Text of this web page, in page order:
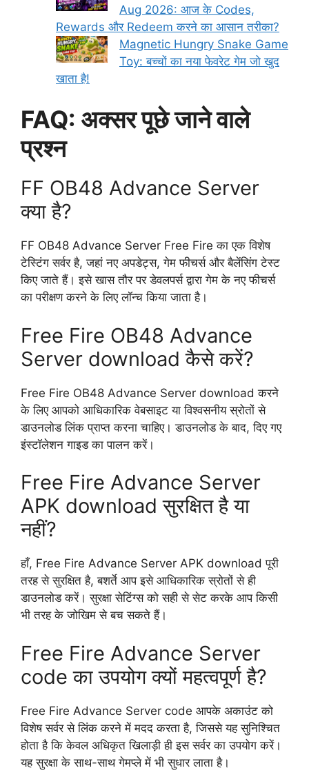
Aug 2026: आज के Codes,
Rewards और Redeem करने का आसान तरीका?
Magnetic Hungry Snake Game
Toy: बच्चों का नया फेवरेट गेम जो खुद
खाता है!
FAQ: अक्सर पूछे जाने वाले
प्रश्न
FF OB48 Advance Server
क्या है?
FF OB48 Advance Server Free Fire का एक विशेष
टेस्टिंग सर्वर है, जहां नए अपडेट्स, गेम फीचर्स और बैलेंसिंग टेस्ट
किए जाते हैं। इसे खास तौर पर डेवलपर्स द्वारा गेम के नए फीचर्स
का परीक्षण करने के लिए लॉन्च किया जाता है।
Free Fire OB48 Advance
Server download कैसे करें?
Free Fire OB48 Advance Server download करने
के लिए आपको आधिकारिक वेबसाइट या विश्वसनीय स्रोतों से
डाउनलोड लिंक प्राप्त करना चाहिए। डाउनलोड के बाद, दिए गए
इंस्टॉलेशन गाइड का पालन करें।
Free Fire Advance Server
APK download सुरक्षित है या
नहीं?
हाँ, Free Fire Advance Server APK download पूरी
तरह से सुरक्षित है, बशर्ते आप इसे आधिकारिक स्रोतों से ही
डाउनलोड करें। सुरक्षा सेटिंग्स को सही से सेट करके आप किसी
भी तरह के जोखिम से बच सकते हैं।
Free Fire Advance Server
code का उपयोग क्यों महत्वपूर्ण है?
Free Fire Advance Server code आपके अकाउंट को
विशेष सर्वर से लिंक करने में मदद करता है, जिससे यह सुनिश्चित
होता है कि केवल अधिकृत खिलाड़ी ही इस सर्वर का उपयोग करें।
यह सुरक्षा के साथ-साथ गेमप्ले में भी सुधार लाता है।